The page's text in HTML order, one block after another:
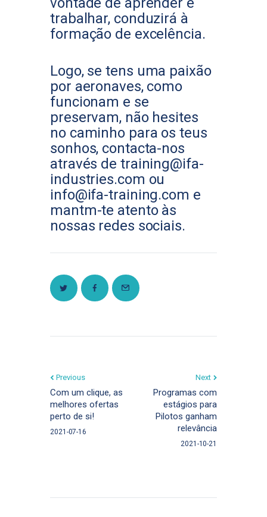
trabalhar, conduzirá à
formação de excelência.
Logo, se tens uma paixão
por aeronaves, como
funcionam e se
preservam, não hesites
no caminho para os teus
sonhos, contacta-nos
através de training@ifa-
industries.com ou
info@ifa-training.com e
mantm-te atento às
nossas redes sociais.
Previous
Com um clique, as
melhores ofertas
perto de si!
2021-07-16
Next
Programas com
estágios para
Pilotos ganham
relevância
2021-10-21